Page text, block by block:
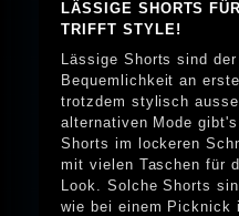
LÄSSIGE SHORTS
TRIFFT STYLE!
Lässige Shorts sind
Bequemlichkeit an
trotzdem stylisch
alternativen Mode
Shorts im lockeren
mit vielen Taschen für
Look. Solche Shorts
wie bei einem Picknick